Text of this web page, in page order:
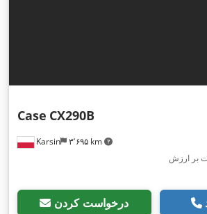
Karsin ۳٬۶۹۵ km
Case CX290B
بر ارزش
درخواست کردن